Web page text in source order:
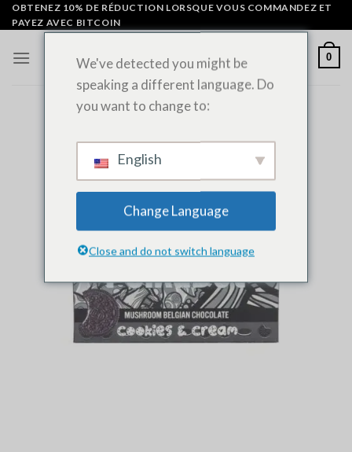
Skip
to
OBTENEZ 10% DE RÉDUCTION LORSQUE VOUS COMMANDEZ ET
PAYEZ AVEC BITCOIN
0
We've detected you might be
speaking a different language. Do
you want to change to:
English
Change Language
Close and do not switch language